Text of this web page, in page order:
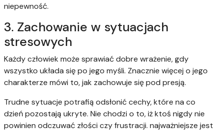
niepewność.
3. Zachowanie w sytuacjach
stresowych
Każdy człowiek może sprawiać dobre wrażenie, gdy
wszystko układa się po jego myśli. Znacznie więcej o jego
charakterze mówi to, jak zachowuje się pod presją.
Trudne sytuacje potrafią odsłonić cechy, które na co
dzień pozostają ukryte. Nie chodzi o to, iż ktoś nigdy nie
powinien odczuwać złości czy frustracji. najważniejsze jest